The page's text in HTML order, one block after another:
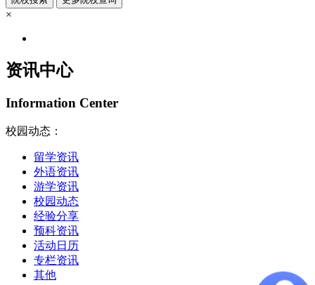
×
资讯中心
Information Center
校园动态：
留学资讯
外语资讯
游学资讯
校园动态
经验分享
预科资讯
活动日历
专栏资讯
其他